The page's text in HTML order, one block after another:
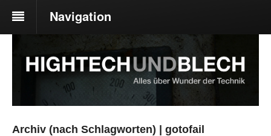
Navigation
Archiv (nach Schlagworten) | gotofail